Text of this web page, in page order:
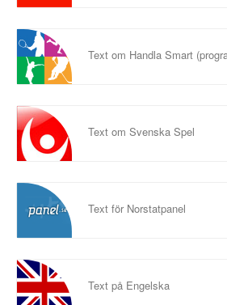
Text om Handla Smart
Text om Svenska Spel
Text för Norstatpanel
Text på Engelska